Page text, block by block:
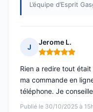
L’équipe d’Esprit
J
Jerome L.
Note : 5 sur 5
Publié le 30/10/2025 à
Rien a redire tout
ma commande en
téléphone. Je